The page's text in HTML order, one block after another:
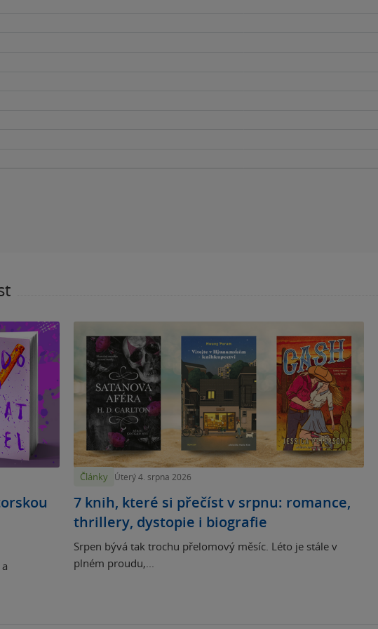
Články Úterý 4. srpna 2026
7 knih, které si přečíst v srpnu: romance,
thrillery, dystopie i biografie
Srpen bývá tak trochu přelomový měsíc. Léto je stále v
plném proudu,...